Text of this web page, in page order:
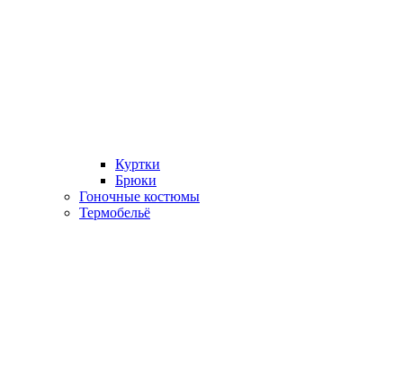
Куртки
Брюки
Гоночные костюмы
Термобельё